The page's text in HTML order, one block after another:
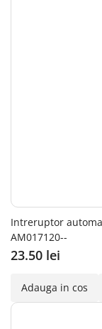
Intreruptor
AM017120--
23.50 lei
Adauga in cos